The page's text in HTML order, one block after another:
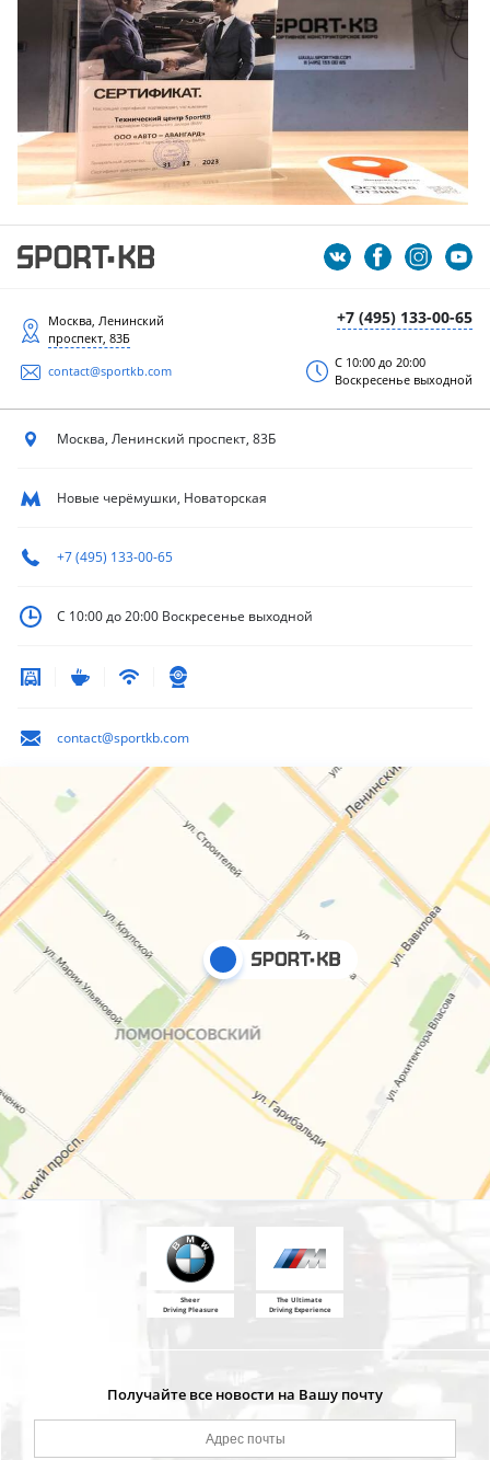
+7 (495) 133-00-65
Москва, Ленинский
проспект, 83Б
contact@sportkb.com
С 10:00 до 20:00
Воскресенье выходной
Москва, Ленинский проспект, 83Б
Новые черёмушки, Новаторская
+7 (495) 133-00-65
С 10:00 до 20:00 Воскресенье выходной
contact@sportkb.com
Sheer
Driving Pleasure
The Ultimate
Driving Experience
Получайте все новости на Вашу почту